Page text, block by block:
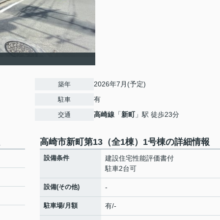
築年 2026年7月(予定)
駐車 有
交通 高崎線 「新町」駅 徒歩23分
高崎市新町第13（全1棟）1号棟の詳細情報
設備条件
建設住宅性能評価書付
駐車2台可
設備(その他) -
駐車場/月額 有/-